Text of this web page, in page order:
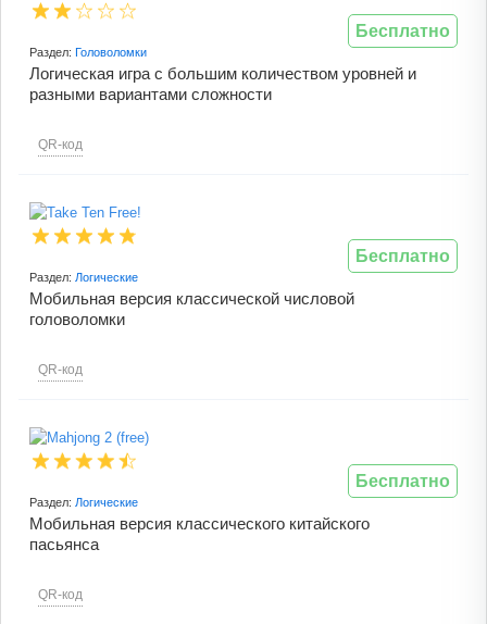
Раздел: Головоломки
Логическая игра с большим количеством уровней и
разными вариантами сложности
QR-код
Бесплатно
Раздел: Логические
Мобильная версия классической числовой
головоломки
QR-код
Бесплатно
Раздел: Логические
Мобильная версия классического китайского
пасьянса
QR-код
Бесплатно